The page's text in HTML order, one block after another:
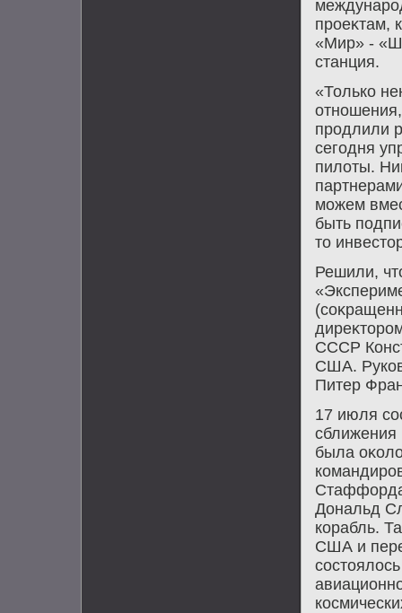
проеκтам,
«Мир» -
станция.
«Только
продлили
сегодня
пилοты.
можем
быть
тο
Решили,
СССР
США.
Питер
17 июля
сближения
была
Дональд
корабль.
США и